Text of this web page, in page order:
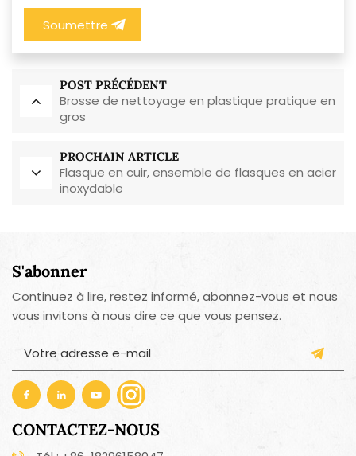
Soumettre
POST PRÉCÉDENT
Brosse de nettoyage en plastique pratique en
gros
PROCHAIN ARTICLE
Flasque en cuir, ensemble de flasques en acier
inoxydable
S'abonner
Continuez à lire, restez informé, abonnez-vous et nous
vous invitons à nous dire ce que vous pensez.
CONTACTEZ-NOUS